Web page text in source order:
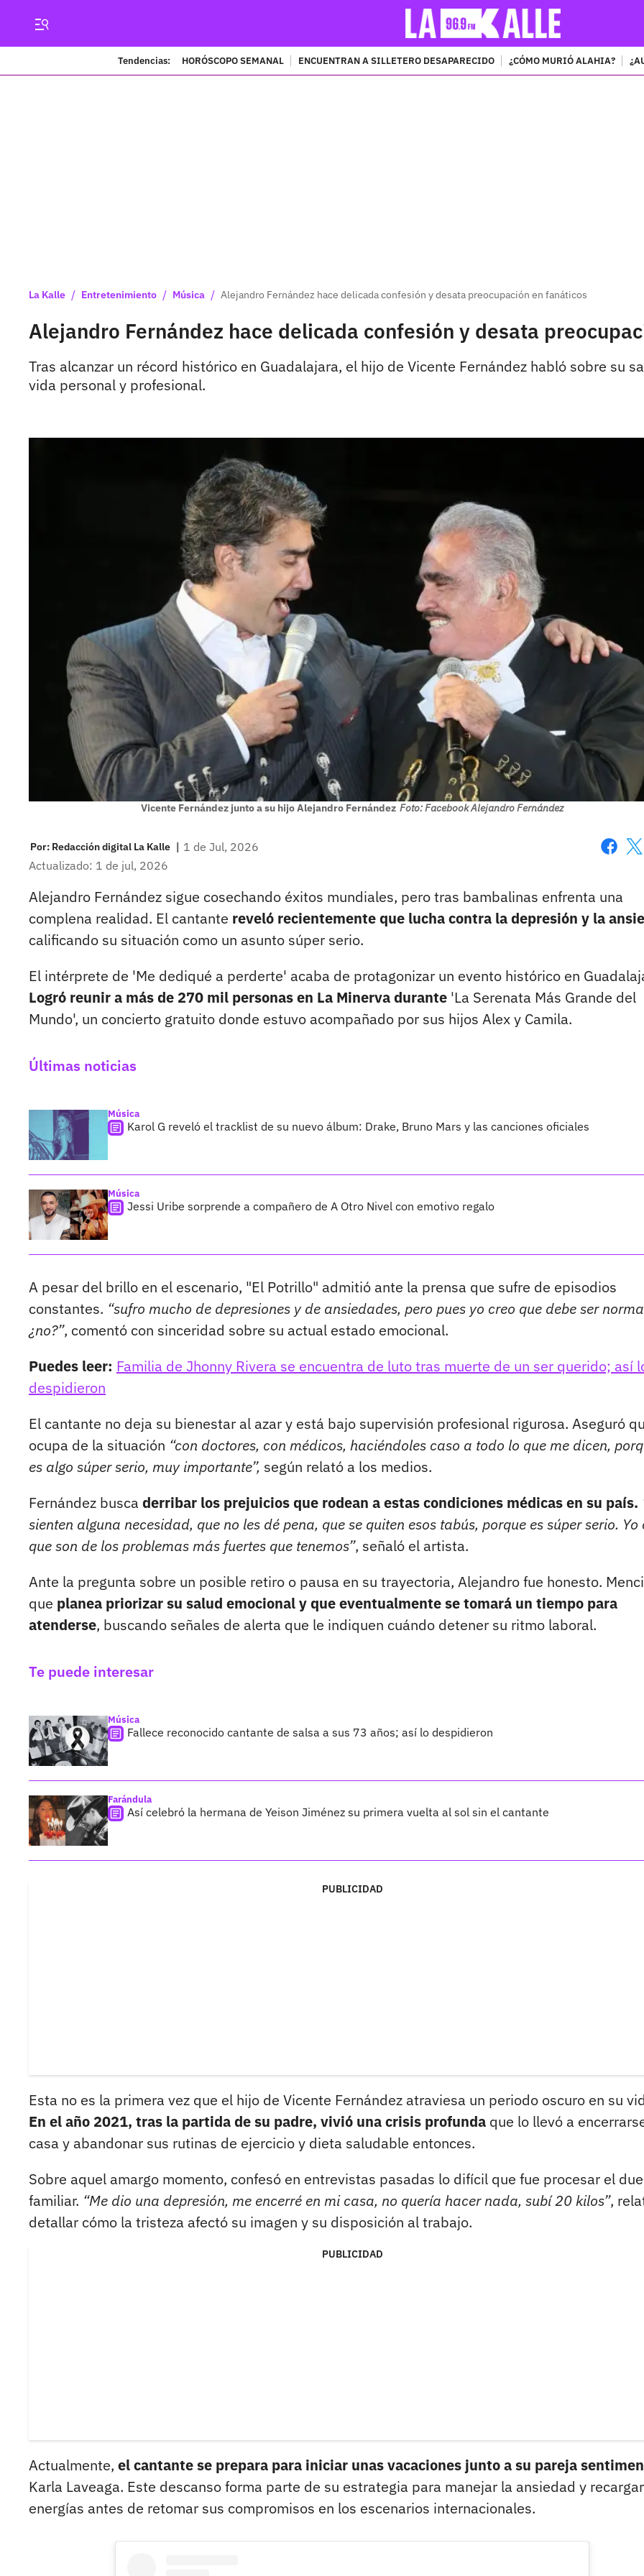
Tendencias: HORÓSCOPO SEMANAL ENCUENTRAN A SILLETERO DESAPARECIDO ¿CÓMO MURIÓ ALAHIA?
La Kalle / Entretenimiento / Música / Alejandro Fernández hace delicada confesión y desata preocupación en fanáticos
Alejandro Fernández hace delicada confesión y desata
Tras alcanzar un récord histórico en Guadalajara, el hijo de Vicente Fernández habló sobre su
vida personal y profesional.
Vicente Fernández junto a su hijo Alejandro Fernández Foto: Facebook Alejandro Fernández
Por: Redacción digital La Kalle | 1 de Jul, 2026
Actualizado: 1 de jul, 2026
Alejandro Fernández sigue cosechando éxitos mundiales, pero tras bambalinas enfrenta una
complena realidad. El cantante reveló recientemente que lucha contra la depresión y la
calificando su situación como un asunto súper serio.
El intérprete de 'Me dediqué a perderte' acaba de protagonizar un evento histórico en
Logró reunir a más de 270 mil personas en La Minerva durante 'La Serenata Más Grande del
Mundo', un concierto gratuito donde estuvo acompañado por sus hijos Alex y Camila.
Últimas noticias
Música
Karol G reveló el tracklist de su nuevo álbum: Drake, Bruno Mars y las canciones oficiales
Música
Jessi Uribe sorprende a compañero de A Otro Nivel con emotivo regalo
A pesar del brillo en el escenario, "El Potrillo" admitió ante la prensa que sufre de episodios
constantes. “sufro mucho de depresiones y de ansiedades, pero pues yo creo que debe ser
¿no?”, comentó con sinceridad sobre su actual estado emocional.
Puedes leer: Familia de Jhonny Rivera se encuentra de luto tras muerte de un ser querido; así
despidieron
El cantante no deja su bienestar al azar y está bajo supervisión profesional rigurosa. Aseguró
ocupa de la situación “con doctores, con médicos, haciéndoles caso a todo lo que me dicen,
es algo súper serio, muy importante”, según relató a los medios.
Fernández busca derribar los prejuicios que rodean a estas condiciones médicas en su país.
sienten alguna necesidad, que no les dé pena, que se quiten esos tabús, porque es súper serio. Yo
que son de los problemas más fuertes que tenemos”, señaló el artista.
Ante la pregunta sobre un posible retiro o pausa en su trayectoria, Alejandro fue honesto.
que planea priorizar su salud emocional y que eventualmente se tomará un tiempo para
atenderse, buscando señales de alerta que le indiquen cuándo detener su ritmo laboral.
Te puede interesar
Música
Fallece reconocido cantante de salsa a sus 73 años; así lo despidieron
Farándula
Así celebró la hermana de Yeison Jiménez su primera vuelta al sol sin el cantante
PUBLICIDAD
Esta no es la primera vez que el hijo de Vicente Fernández atraviesa un periodo oscuro en su
En el año 2021, tras la partida de su padre, vivió una crisis profunda que lo llevó a
casa y abandonar sus rutinas de ejercicio y dieta saludable entonces.
Sobre aquel amargo momento, confesó en entrevistas pasadas lo difícil que fue procesar el
familiar. “Me dio una depresión, me encerré en mi casa, no quería hacer nada, subí 20 kilos”,
detallar cómo la tristeza afectó su imagen y su disposición al trabajo.
PUBLICIDAD
Actualmente, el cantante se prepara para iniciar unas vacaciones junto a su pareja
Karla Laveaga. Este descanso forma parte de su estrategia para manejar la ansiedad y recargar
energías antes de retomar sus compromisos en los escenarios internacionales.